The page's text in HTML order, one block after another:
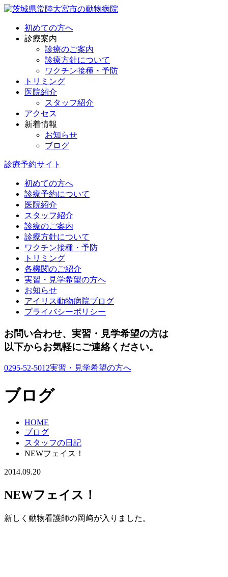
初めての方へ
診療案内
診療のご案内
診療方針について
ワクチン接種・予防
トリミング
医院紹介
スタッフ紹介
アクセス
新着情報
お知らせ
ブログ
診療予約サイト
初めての方へ
診療予約について
医院紹介
スタッフ紹介
診療のご案内
診療方針について
ワクチン接種・予防
トリミング
各機関のご紹介
実習・見学希望の方へ
お知らせ
アイリス動物病院ブログ
プライバシーポリシー
お問い合わせ、実習・見学希望の方は
以下からお気軽にご連絡ください。
0295-52-5012実習・見学希望の方へ
ブログ
HOME
ブログ
スタッフの日記
NEWフェイス！
2014.09.20
NEWフェイス！
新しく動物看護師の岡﨑が入りました。